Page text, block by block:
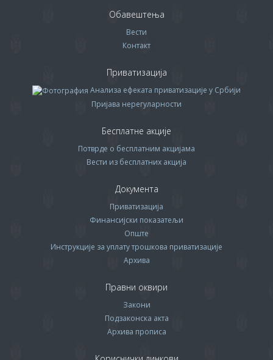
Обавештења
Вести
Контакт
Приватизација
Анализа ефеката приватизације у Србији
Пријава нерегуларности
Бесплатне акције
Потврде о бесплатним акцијама
Вести из бесплатних акција
Документа
Приватизација
Финансијски показатељи
Опште
Инструкције за уплату трошкова приватизације
Архива
Правни оквири
Закони
Подзаконска акта
Архива прописa